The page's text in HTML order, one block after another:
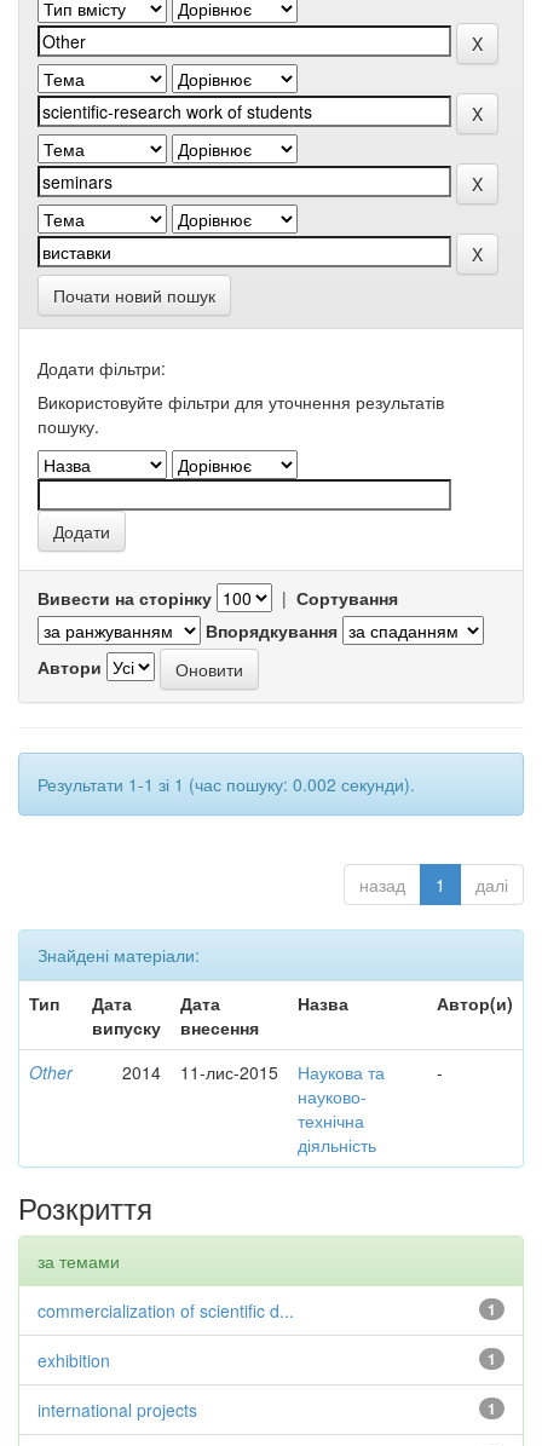
Почати новий пошук
Додати фільтри:
Використовуйте фільтри для уточнення результатів
пошуку.
Вивести на сторінку | Сортування
Впорядкування
Автори
Результати 1-1 зі 1 (час пошуку: 0.002 секунди).
назад 1 далі
Знайдені матеріали:
Тип
Дата
випуску
Дата
внесення
Назва Автор(и)
Other 2014 11-лис-2015
Наукова та
науково-
технічна
діяльність
-
Розкриття
за темами
1
commercialization of scientific d...
1
exhibition
1
international projects